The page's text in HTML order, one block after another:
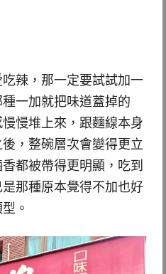
辣，那一定要試試加一
一加就把味道蓋掉的
慢堆上來，跟麵線本身
，整碗層次會變得更立
都被帶得更明顯，吃到
那種原本覺得不加也好
。